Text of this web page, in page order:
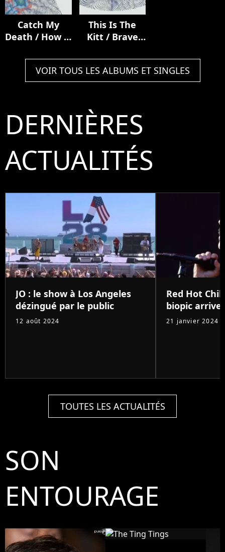
Catch My
Death / How It
This Is The
Kitt / Brave
VOIR TOUS LES ALBUMS ET SINGLES
DERNIÈRES
ACTUALITÉS
JO : le show à Los Angeles
dézingué par le public
12 août 2024
Red Hot
biopic arrive
21 janvier 2024
TOUTES LES ACTUALITÉS
SON
ENTOURAGE